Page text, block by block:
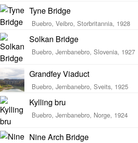
Tyne Bridge
Buebro, Veibro, Storbritannia, 1928
Solkan Bridge
Buebro, Jernbanebro, Slovenia, 1927
Grandfey Viaduct
Buebro, Jernbanebro, Sveits, 1925
Kylling bru
Buebro, Jernbanebro, Norge, 1924
Nine Arch Bridge